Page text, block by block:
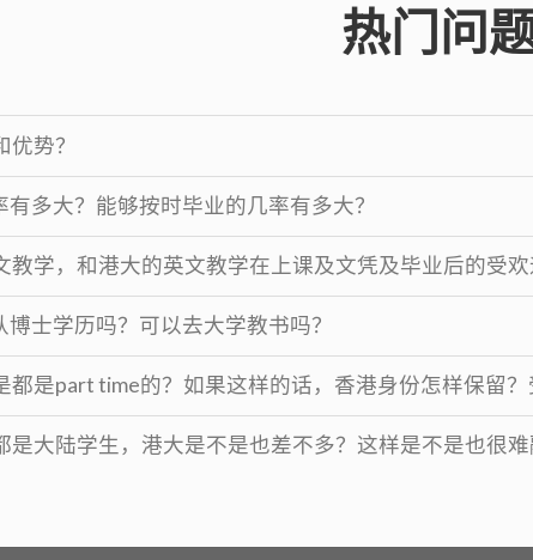
热门问
势？
有多大？能够按时毕业的几率有多大？
教学，和港大的英文教学在上课及文凭及毕业后的受欢
博士学历吗？可以去大学教书吗？
都是part time的？如果这样的话，香港身份怎样保留？
是大陆学生，港大是不是也差不多？这样是不是也很难